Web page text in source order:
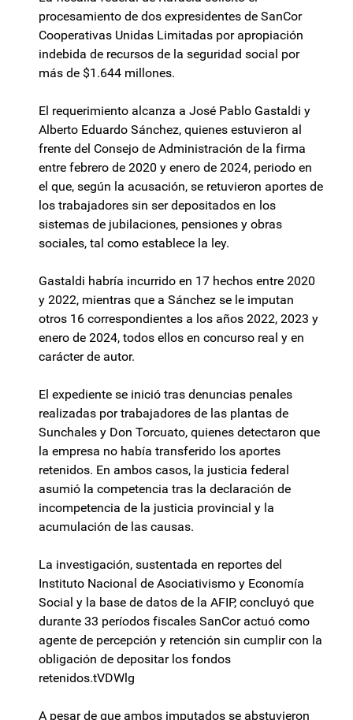
procesamiento de dos expresidentes de SanCor
Cooperativas Unidas Limitadas por apropiación
indebida de recursos de la seguridad social por
más de $1.644 millones.
El requerimiento alcanza a José Pablo Gastaldi y
Alberto Eduardo Sánchez, quienes estuvieron al
frente del Consejo de Administración de la firma
entre febrero de 2020 y enero de 2024, periodo en
el que, según la acusación, se retuvieron aportes de
los trabajadores sin ser depositados en los
sistemas de jubilaciones, pensiones y obras
sociales, tal como establece la ley.
Gastaldi habría incurrido en 17 hechos entre 2020
y 2022, mientras que a Sánchez se le imputan
otros 16 correspondientes a los años 2022, 2023 y
enero de 2024, todos ellos en concurso real y en
carácter de autor.
El expediente se inició tras denuncias penales
realizadas por trabajadores de las plantas de
Sunchales y Don Torcuato, quienes detectaron que
la empresa no había transferido los aportes
retenidos. En ambos casos, la justicia federal
asumió la competencia tras la declaración de
incompetencia de la justicia provincial y la
acumulación de las causas.
La investigación, sustentada en reportes del
Instituto Nacional de Asociativismo y Economía
Social y la base de datos de la AFIP, concluyó que
durante 33 períodos fiscales SanCor actuó como
agente de percepción y retención sin cumplir con la
obligación de depositar los fondos
retenidos.tVDWlg
A pesar de que ambos imputados se abstuvieron